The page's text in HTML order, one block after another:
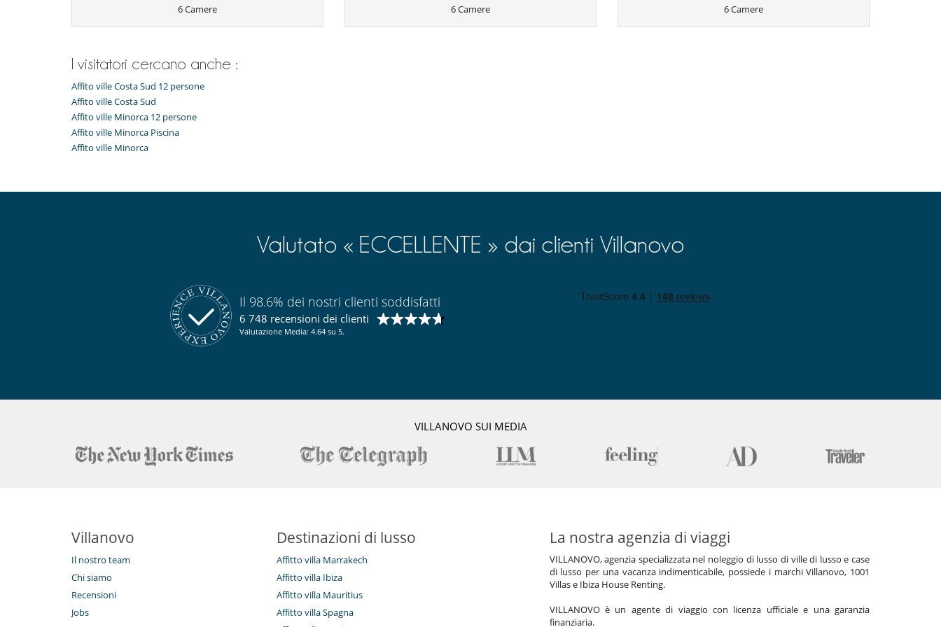
Cucina completamente fornita
Per la vostra comodità e convenienza
Camera di pranzo
Riscaldamento centrale
Salotto
Terrazze
6 Camere 6 Camere 6 Camere
I visitatori cercano anche :
Affito ville Costa Sud 12 persone
Affito ville Costa Sud
Affito ville Minorca 12 persone
Affito ville Minorca Piscina
Affito ville Minorca
Valutato « ECCELLENTE » dai clienti Villanovo
Il 98.6% dei nostri clienti soddisfatti
6 748 recensioni dei clienti
Valutazione Media: 4.64 su 5.
VILLANOVO SUI MEDIA
Villanovo
Il nostro team
Chi siamo
Recensioni
Jobs
Destinazioni di lusso
Affitto villa Marrakech
Affitto villa Ibiza
Affitto villa Mauritius
Affitto villa Spagna
La nostra agenzia di viaggi
VILLANOVO, agenzia specializzata nel noleggio di lusso di ville di lusso e case
di lusso per una vacanza indimenticabile, possiede i marchi Villanovo, 1001
Villas e Ibiza House Renting.
VILLANOVO è un agente di viaggio con licenza ufficiale e una garanzia
finanziaria.